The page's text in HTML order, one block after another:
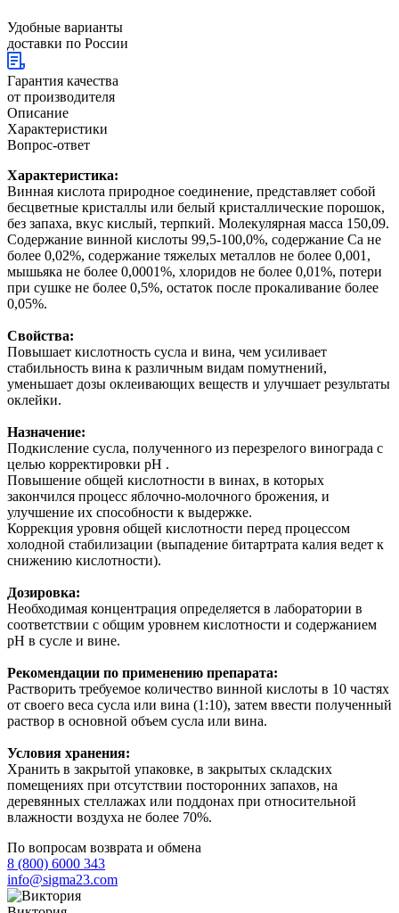
Удобные варианты
доставки по России
Гарантия качества
от производителя
Описание
Характеристики
Вопрос-ответ
Характеристика:
Винная кислота природное соединение, представляет собой
бесцветные кристаллы или белый кристаллические порошок,
без запаха, вкус кислый, терпкий. Молекулярная масса 150,09.
Содержание винной кислоты 99,5-100,0%, содержание Ca не
более 0,02%, содержание тяжелых металлов не более 0,001,
мышьяка не более 0,0001%, хлоридов не более 0,01%, потери
при сушке не более 0,5%, остаток после прокаливание более
0,05%.
Свойства:
Повышает кислотность сусла и вина, чем усиливает
стабильность вина к различным видам помутнений,
уменьшает дозы оклеивающих веществ и улучшает результаты
оклейки.
Назначение:
Подкисление сусла, полученного из перезрелого винограда с
целью корректировки рH .
Повышение общей кислотности в винах, в которых
закончился процесс яблочно-молочного брожения, и
улучшение их способности к выдержке.
Коррекция уровня общей кислотности перед процессом
холодной стабилизации (выпадение битартрата калия ведет к
снижению кислотности).
Дозировка:
Необходимая концентрация определяется в лаборатории в
соответствии с общим уровнем кислотности и содержанием
pH в сусле и вине.
Рекомендации по применению препарата:
Растворить требуемое количество винной кислоты в 10 частях
от своего веса сусла или вина (1:10), затем ввести полученный
раствор в основной объем сусла или вина.
Условия хранения:
Хранить в закрытой упаковке, в закрытых складских
помещениях при отсутствии посторонних запахов, на
деревянных стеллажах или поддонах при относительной
влажности воздуха не более 70%.
По вопросам возврата и обмена
8 (800) 6000 343
info@sigma23.com